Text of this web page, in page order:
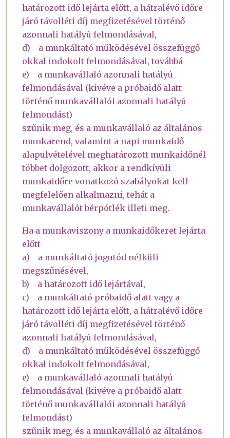
határozott idő lejárta előtt, a hátralévő időre
járó távolléti díj megfizetésével történő
azonnali hatályú felmondásával,
d) a munkáltató működésével összefüggő
okkal indokolt felmondásával, továbbá
e) a munkavállaló azonnali hatályú
felmondásával (kivéve a próbaidő alatt
történő munkavállalói azonnali hatályú
felmondást)
szűnik meg, és a munkavállaló az általános
munkarend, valamint a napi munkaidő
alapulvételével meghatározott munkaidőnél
többet dolgozott, akkor a rendkívüli
munkaidőre vonatkozó szabályokat kell
megfelelően alkalmazni, tehát a
munkavállalót bérpótlék illeti meg.
Ha a munkaviszony a munkaidőkeret lejárta
előtt
a) a munkáltató jogutód nélküli
megszűnésével,
b) a határozott idő lejártával,
c) a munkáltató próbaidő alatt vagy a
határozott idő lejárta előtt, a hátralévő időre
járó távolléti díj megfizetésével történő
azonnali hatályú felmondásával,
d) a munkáltató működésével összefüggő
okkal indokolt felmondásával,
e) a munkavállaló azonnali hatályú
felmondásával (kivéve a próbaidő alatt
történő munkavállalói azonnali hatályú
felmondást)
szűnik meg, és a munkavállaló az általános